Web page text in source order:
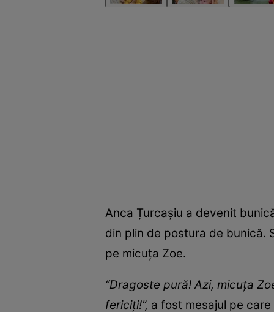
Anca Țurcașiu a devenit
din plin de postura de bunică.
pe micuța Zoe.
“Dragoste pură! Azi, micuța
fericiți!”, a fost mesajul pe